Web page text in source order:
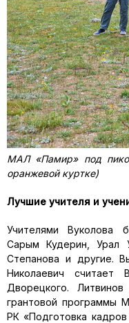
МАЛ «Памир» под
оранжевой куртке)
Лучшие учителя и
Учителями Вуколова
Сарым Кудерин, Урал
Степанова и другие.
Николаевич считает
Дворецкого.
грантовой программы
РК «Подготовка